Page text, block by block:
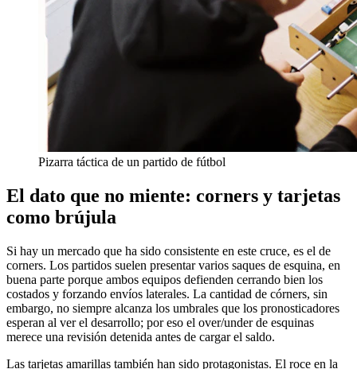
Pizarra táctica de un partido de fútbol
El dato que no miente: corners y tarjetas
como brújula
Si hay un mercado que ha sido consistente en este cruce, es el de
corners. Los partidos suelen presentar varios saques de esquina, en
buena parte porque ambos equipos defienden cerrando bien los
costados y forzando envíos laterales. La cantidad de córners, sin
embargo, no siempre alcanza los umbrales que los pronosticadores
esperan al ver el desarrollo; por eso el over/under de esquinas
merece una revisión detenida antes de cargar el saldo.
Las tarjetas amarillas también han sido protagonistas. El roce en la